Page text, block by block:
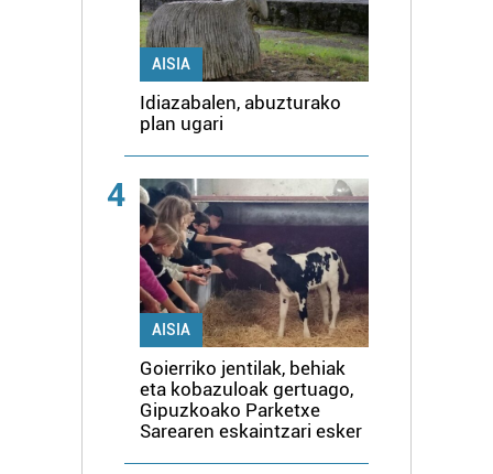
AISIA
Idiazabalen, abuzturako
plan ugari
4
AISIA
Goierriko jentilak, behiak
eta kobazuloak gertuago,
Gipuzkoako Parketxe
Sarearen eskaintzari esker